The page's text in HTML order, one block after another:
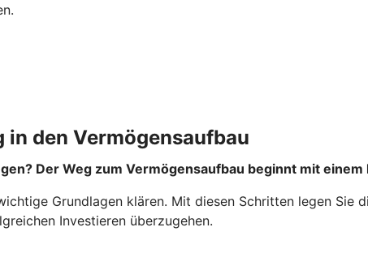
in den Vermögensaufbau
Der Weg zum Vermögensaufbau beginnt mit einem
Grundlagen klären. Mit diesen Schritten legen Sie
Investieren überzugehen.